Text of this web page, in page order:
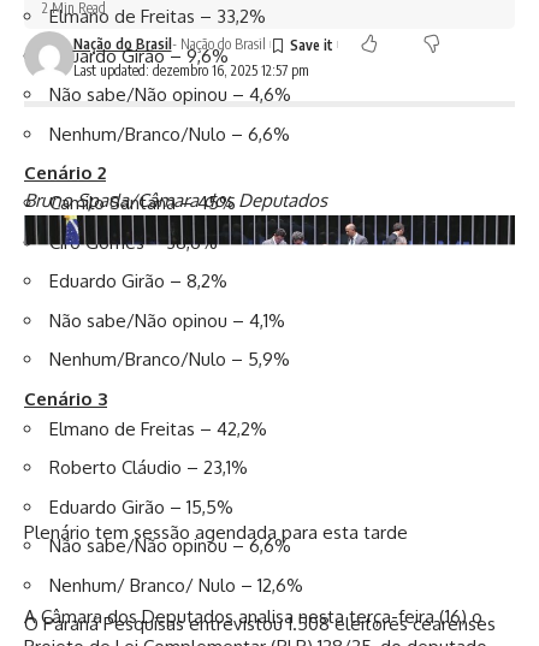
Elmano de Freitas – 33,2%
Eduardo Girão – 9,6%
Não sabe/Não opinou – 4,6%
Nenhum/Branco/Nulo – 6,6%
Cenário 2
Camilo Santana – 45%
Ciro Gomes – 38,6%
Eduardo Girão – 8,2%
Não sabe/Não opinou – 4,1%
Nenhum/Branco/Nulo – 5,9%
Cenário 3
Elmano de Freitas – 42,2%
Roberto Cláudio – 23,1%
Eduardo Girão – 15,5%
Não sabe/Não opinou – 6,6%
Nenhum/ Branco/ Nulo – 12,6%
O Paraná Pesquisas entrevistou 1.508 eleitores cearenses
Last updated: dezembro 16, 2025 12:57 pm
Nação do Brasil- Nação do Brasil
2 Min Read
Bruno Spada/Câmara dos Deputados
Plenário tem sessão agendada para esta tarde
A Câmara dos Deputados analisa nesta terça-feira (16) o